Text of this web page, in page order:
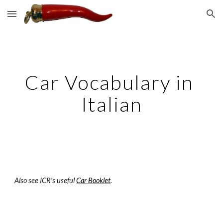
Skip to main content Skip to navigation
Car Vocabulary in
Italian
Also see ICR's useful Car Booklet.